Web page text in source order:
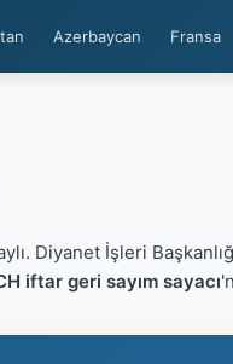
Azerbaycan Fransa
Diyanet İşleri
iftar geri sayım sayacı